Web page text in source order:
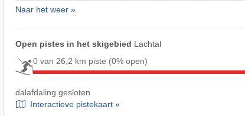
Naar het weer »
Open pistes in het skigebied Lachtal
0 van 26,2 km piste (0% open)
dalafdaling gesloten
Interactieve pistekaart »